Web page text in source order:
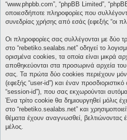
“www.phpbb.com”, “phpBB Limited”,
οποιεσδήποτε πληροφορίες που
συνεδρίας χρήσης από εσάς (εφεξής “οι
Οι πληροφορίες σας συλλέγονται με δύο
στο “rebetiko.sealabs.net” οδηγεί το
ορισμένα cookies, τα οποία είναι μικρά
αποθηκεύονται στα προσωρινά αρχεία
σας. Τα πρώτα δύο cookies περιέχουν
(εφεξής “user-id”) και έναν
“session-id”), που σας εκχωρούνται
Ένα τρίτο cookie θα δημιουργηθεί μόλις
στο “rebetiko.sealabs.net” και
θέματα έχουν αναγνωσθεί, βελτιώνοντας
μέλος.